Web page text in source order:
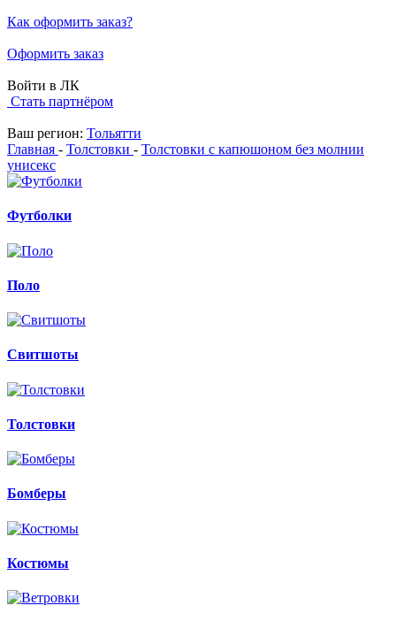
Как оформить заказ?
Оформить заказ
Войти в ЛК
Стать партнёром
Ваш регион: Тольятти
Главная - Толстовки - Толстовки с капюшоном без молнии
унисекс
Футболки
Поло
Свитшоты
Толстовки
Бомберы
Костюмы